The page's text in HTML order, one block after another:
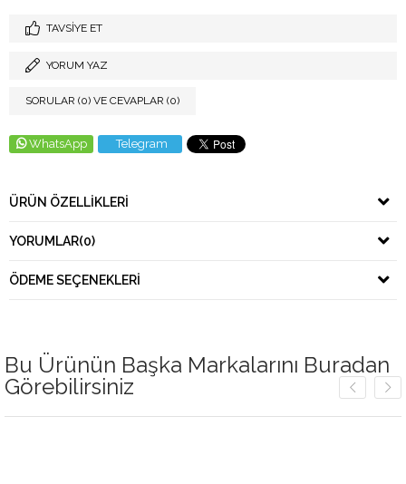
TAVSIYE ET
YORUM YAZ
SORULAR (0) VE CEVAPLAR (0)
WhatsApp Telegram
ÜRÜN ÖZELLIKLERI
YORUMLAR(0)
ÖDEME SEÇENEKLERI
Bu Ürünün Başka Markalarını Buradan
Görebilirsiniz